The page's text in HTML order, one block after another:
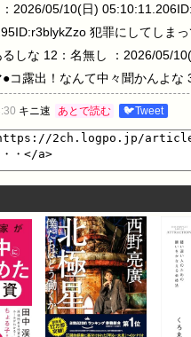
2026/05/10(日)
犯罪にしてしま
しな 12：名無し ：2026/05/
●コ露出！なんて中々聞かんよ
無し ：2026/05/10(日)
キニ速 あとで読む 🐦Tweet